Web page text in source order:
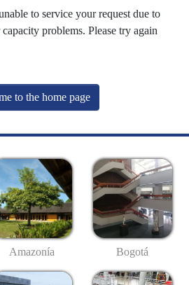
to service your request due to
problems. Please try again
to the home page
Amazonía Bogotá